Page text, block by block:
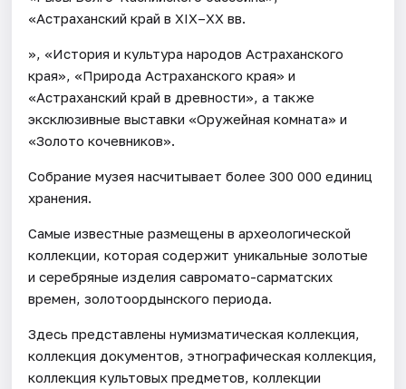
«Астраханский край в XIX–XX вв.
», «История и культура народов Астраханского
края», «Природа Астраханского края» и
«Астраханский край в древности», а также
эксклюзивные выставки «Оружейная комната» и
«Золото кочевников».
Собрание музея насчитывает более 300 000 единиц
хранения.
Самые известные размещены в археологической
коллекции, которая содержит уникальные золотые
и серебряные изделия савромато-сарматских
времен, золотоордынского периода.
Здесь представлены нумизматическая коллекция,
коллекция документов, этнографическая коллекция,
коллекция культовых предметов, коллекции